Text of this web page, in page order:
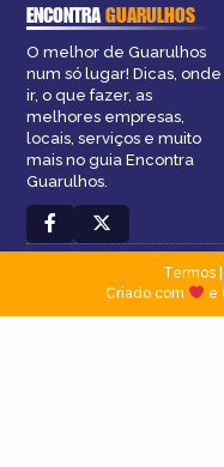
ENCONTRAGUARULHOS
O melhor de Guarulhos
num só lugar! Dicas, onde
ir, o que fazer, as
melhores empresas,
locais, serviços e muito
mais no guia Encontra
Guarulhos.
Termos|
Criado com
e